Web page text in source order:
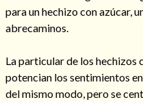
para un hechizo con azúcar,
abrecaminos.
La particular de los hechizos
potencian los sentimientos
del mismo modo, pero se